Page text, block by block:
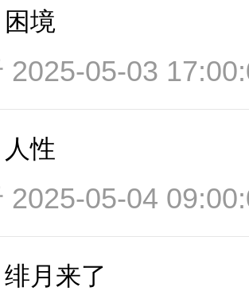
境
2025-05-03
性
2025-05-04
月来了